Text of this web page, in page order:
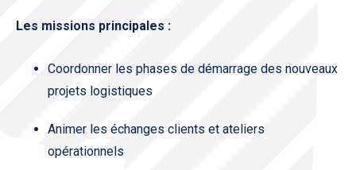
Les missions principales :
Coordonner les phases de démarrage des nouveaux
projets logistiques
Animer les échanges clients et ateliers
opérationnels